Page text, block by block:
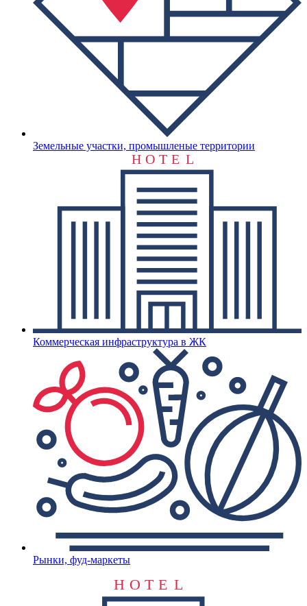
Земельные участки, промышленые территории
H O T E L
Коммерческая инфраструктура в ЖК
Рынки, фуд-маркеты
H O T E L